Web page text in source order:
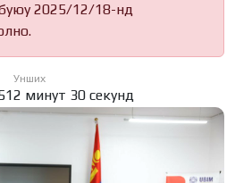
буюу 2025/12/18-нд
Унших
2 минут 30 секунд